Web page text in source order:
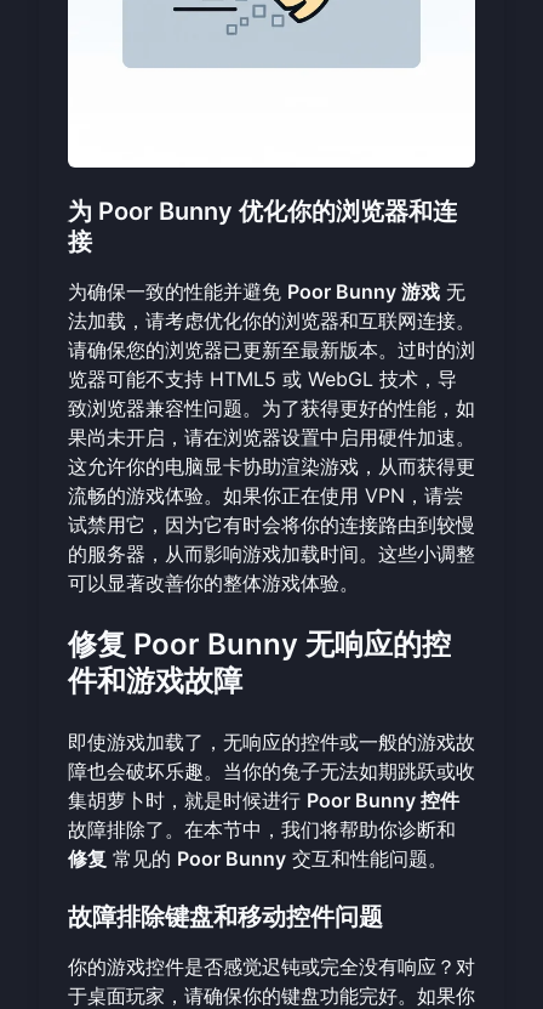
为 Poor Bunny 优化你的浏览器和连
接
为确保一致的性能并避免 Poor Bunny 游戏 无
法加载，请考虑优化你的浏览器和互联网连接。
请确保您的浏览器已更新至最新版本。过时的浏
览器可能不支持 HTML5 或 WebGL 技术，导
致浏览器兼容性问题。为了获得更好的性能，如
果尚未开启，请在浏览器设置中启用硬件加速。
这允许你的电脑显卡协助渲染游戏，从而获得更
流畅的游戏体验。如果你正在使用 VPN，请尝
试禁用它，因为它有时会将你的连接路由到较慢
的服务器，从而影响游戏加载时间。这些小调整
可以显著改善你的整体游戏体验。
修复 Poor Bunny 无响应的控
件和游戏故障
即使游戏加载了，无响应的控件或一般的游戏故
障也会破坏乐趣。当你的兔子无法如期跳跃或收
集胡萝卜时，就是时候进行 Poor Bunny 控件
故障排除了。在本节中，我们将帮助你诊断和
修复 常见的 Poor Bunny 交互和性能问题。
故障排除键盘和移动控件问题
你的游戏控件是否感觉迟钝或完全没有响应？对
于桌面玩家，请确保你的键盘功能完好。如果你